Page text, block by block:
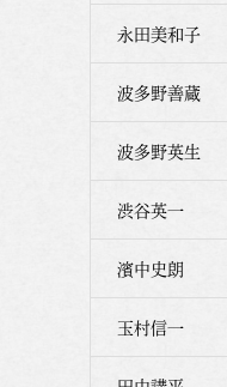
永田美和子
波多野善蔵
波多野英生
渋谷英一
濱中史朗
玉村信一